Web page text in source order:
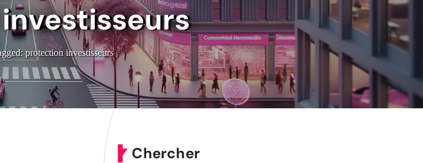
protection investisseurs
Chercher